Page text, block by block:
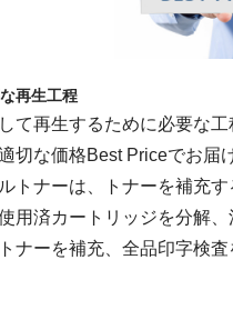
再生工程
て再生するために必要な工
切な価格Best Priceでお届
トナーは、トナーを補充す
用済カートリッジを分解、
ナーを補充、全品印字検査